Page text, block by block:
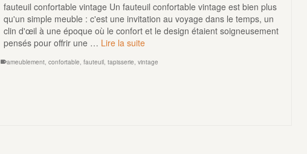
fauteuil confortable vintage Un fauteuil confortable vintage est bien plus
qu'un simple meuble : c'est une invitation au voyage dans le temps, un
clin d'œil à une époque où le confort et le design étaient soigneusement
pensés pour offrir une … Lire la suite
ameublement, confortable, fauteuil, tapisserie, vintage